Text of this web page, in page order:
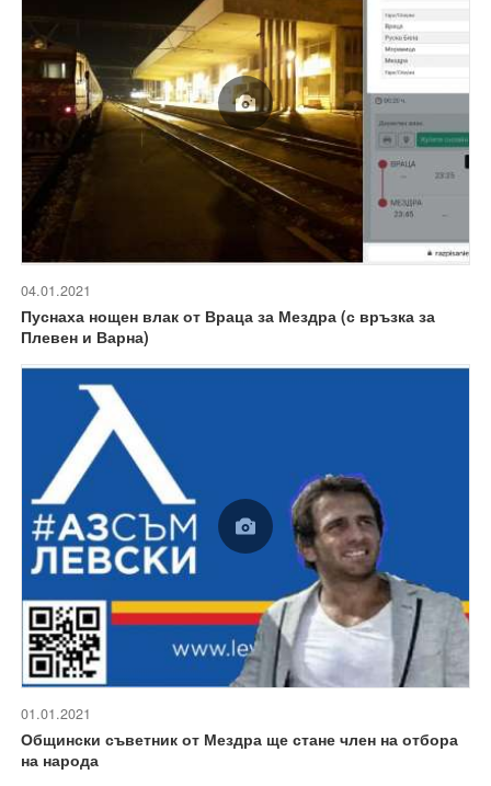
04.01.2021
Пуснаха нощен влак от Враца за Мездра (с връзка за
Плевен и Варна)
01.01.2021
Общински съветник от Мездра ще стане член на отбора
на народа